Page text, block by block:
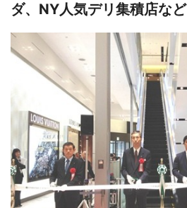
ダ、NY人気デリ集積店など